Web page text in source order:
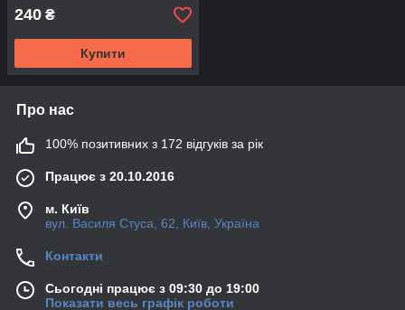
240 ₴
Купити
Про нас
100% позитивних з 172 відгуків за рік
Працює з 20.10.2016
м. Київ
вул. Василя Стуса, 62, Київ, Україна
Контакти
Сьогодні працює з 09:30 до 19:00
Показати весь графік роботи